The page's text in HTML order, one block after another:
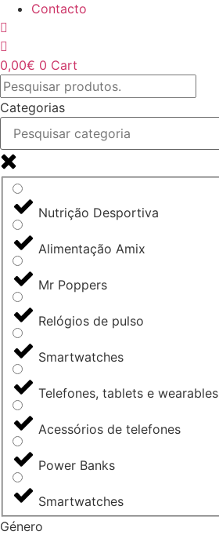
Contacto
0,00€ 0 Cart
Categorias
Nutrição Desportiva
Alimentação Amix
Mr Poppers
Relógios de pulso
Smartwatches
Telefones, tablets e wearables
Acessórios de telefones
Power Banks
Smartwatches
Género